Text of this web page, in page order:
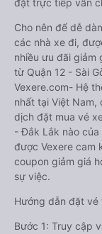
đặt trực tiếp vẫn
Cho nên để dễ
các nhà xe đi,
nhiều ưu đãi
từ Quận 12 - Sài
Vexere.com- Hệ
nhất tại Việt
dịch đặt mua vé
- Đắk Lắk nào
được Vexere cam
coupon giảm giá
sự việc.
Hướng dẫn đặt vé
Bước 1: Truy cập